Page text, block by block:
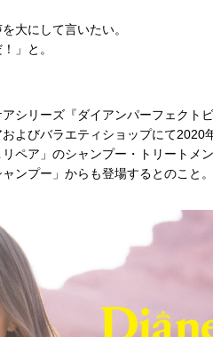
大にして言いたい。
」と。
シリーズ『ダイアンパーフェクト
よびバラエティショップにて
ペア」のシャンプー・トリートメ
ンプー」からも登場するとのこと。